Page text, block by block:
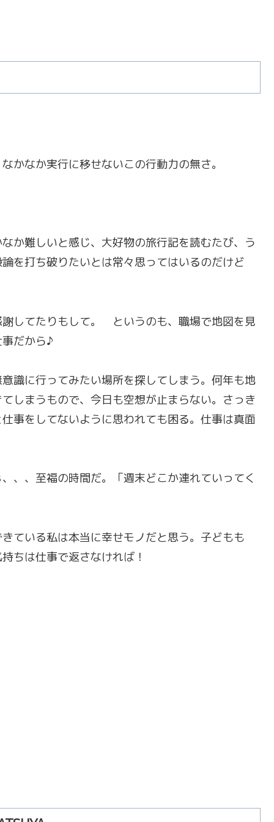
かなか実行に移せないこの行動力の無さ。
か難しいと感じ、大好物の旅行記を読むたび、う
を打ち破りたいとは常々思ってはいるのだけど
してたりもして。 というのも、職場で地図を見
だから♪
識に行ってみたい場所を探してしまう。何年も地
しまうもので、今日も空想が止まらない。さっき
事をしてないように思われても困る。仕事は真面
、至福の時間だ。「週末どこか連れていってく
ている私は本当に幸せモノだと思う。子どもも
ちは仕事で返さなければ！